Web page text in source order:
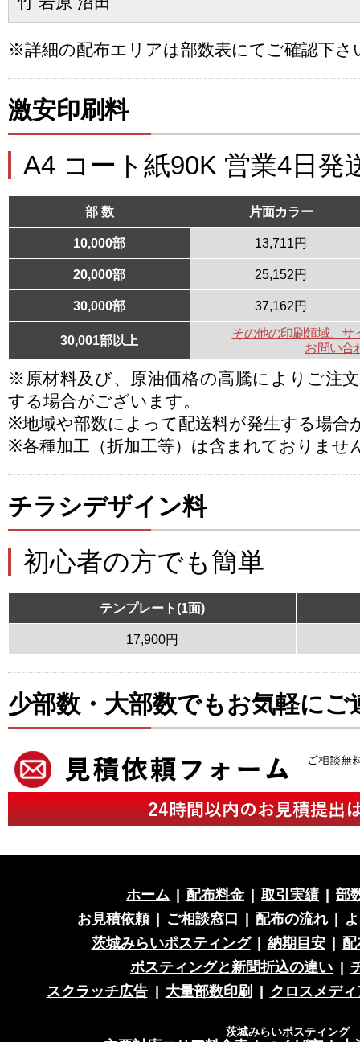
※詳細の配布エリアは部数表にてご確認下さ
激安印刷料
A4 コート紙90K 営業4日発
部 数 片面カラー
10,000部 13,711円
20,000部 25,152円
30,000部 37,162円
30,001部以上
その他の印刷領域、サ
お問い合
※原材料及び、原油価格の高騰によりご注
する場合がございます。
※地域や部数によって配送料が発生する場合
※各種加工（折加工等）は含まれておりませ
チラシデザイン料
初心者の方でも簡単
テンプレート(1面)
17,900円
少部数・大部数でもお気軽にご
ホーム 配布料金 取引実績
部
お見積依頼
ご相談窓口 配布の流れ
茨城みらいポスティング
納期目安
ポスティングと新聞折込の違い
スクラッチ広告
大量部数印刷 クロスメディ
茨城みらいポスティング